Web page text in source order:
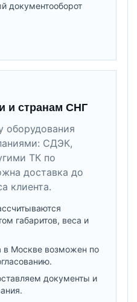
документооборот
и странам СНГ
оборудования
СДЭК,
ТК по
доставка до
клиента.
габаритов, веса и
в Москве возможен по
документы и